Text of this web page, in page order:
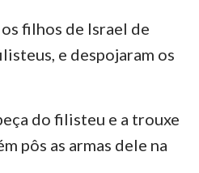
filhos de Israel de
e despojaram os
do filisteu e a trouxe
pôs as armas dele na